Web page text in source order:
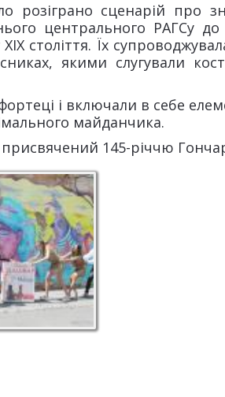
розіграно сценарій про
центрального РАГСу до
століття. Їх
якими слугували
і включали в себе
майданчика.
145-річчю